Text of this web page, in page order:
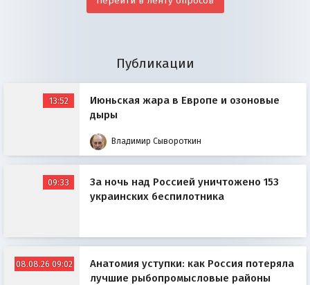
Публикации
13:52
Июньская жара в Европе и озоновые
дыры
Владимир Сывороткин
09:33
За ночь над Россией уничтожено 153
украинских беспилотника
08.08.26 09:02
Анатомия уступки: как Россия потеряла
лучшие рыбопромысловые районы